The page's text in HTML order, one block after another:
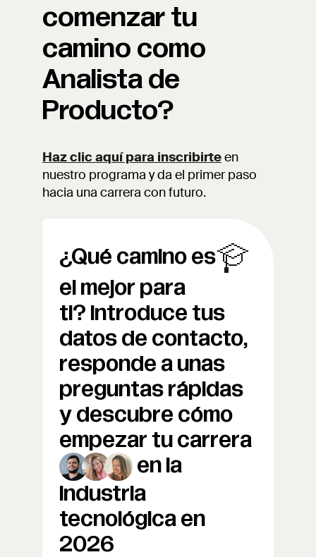
comenzar tu
camino como
Analista de
Producto?
Haz clic aquí para inscribirteen
nuestro programa y da el primer paso
hacia una carrera con futuro.
¿Qué camino es
el mejor para
ti? Introduce tus
datos de contacto,
responde a unas
preguntas rápidas
y descubre cómo
empezar tu carrera
en la
industria
tecnológica en
2026